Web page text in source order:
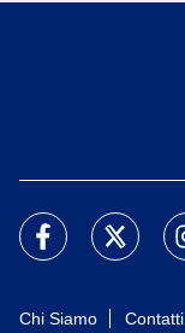
Chi Siamo Contatti